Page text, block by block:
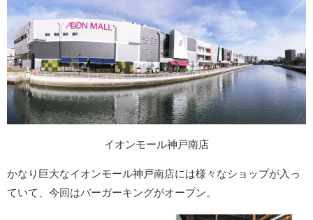
イオンモール神戸南店
かなり巨大なイオンモール神戸南店には様々なショップが入っ
ていて、今回はバーガーキングがオープン。